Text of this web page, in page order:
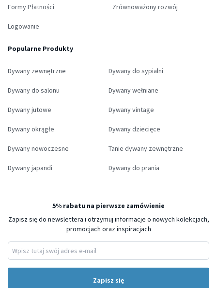
Formy Płatności
Logowanie
Zrównoważony rozwój
Popularne Produkty
Dywany zewnętrzne Dywany do sypialni
Dywany do salonu Dywany wełniane
Dywany jutowe Dywany vintage
Dywany okrągłe Dywany dziecięce
Dywany nowoczesne Tanie dywany zewnętrzne
Dywany japandi Dywany do prania
5% rabatu na pierwsze zamówienie
Zapisz się do newslettera i otrzymuj informacje o nowych kolekcjach,
promocjach oraz inspiracjach
Zapisz się